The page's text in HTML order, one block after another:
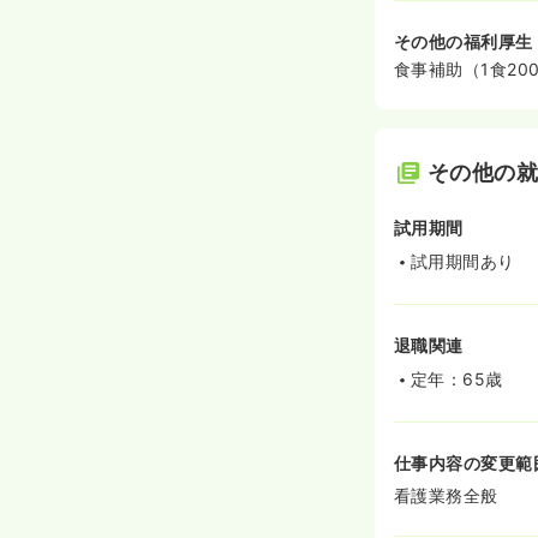
その他の福利厚生
食事補助（1食200
その他の
試用期間
試用期間あり
退職関連
定年：65歳
仕事内容の変更範
看護業務全般